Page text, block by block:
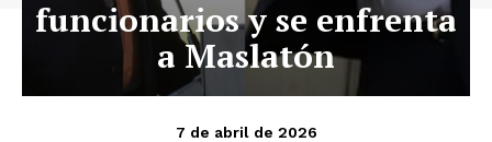
funcionarios y se enfrenta
a Maslatón
7 de abril de 2026